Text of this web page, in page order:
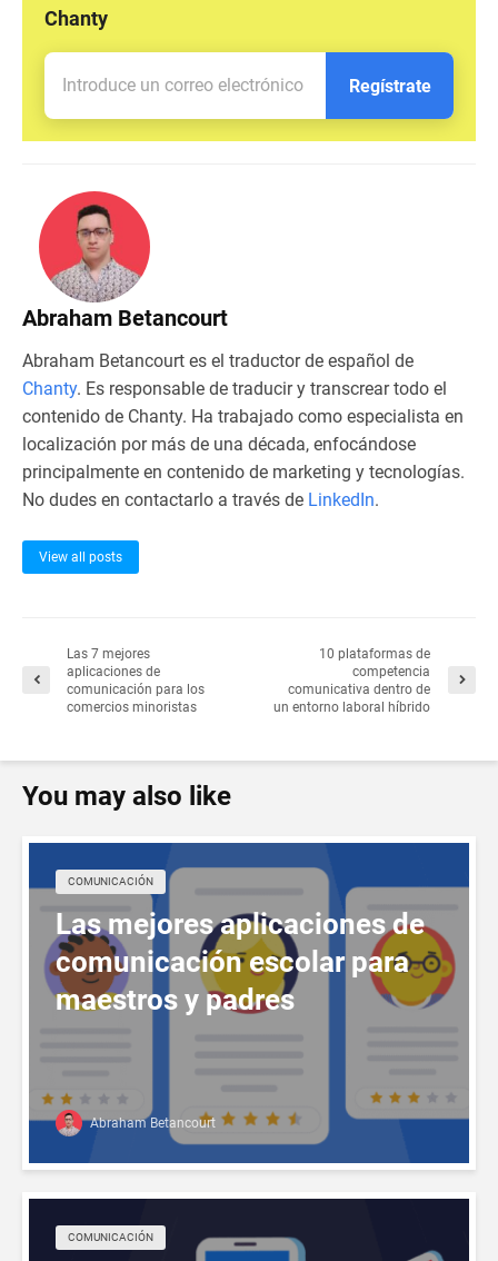
Chanty
Regístrate
Abraham Betancourt
Abraham Betancourt es el traductor de español de
Chanty. Es responsable de traducir y transcrear todo el
contenido de Chanty. Ha trabajado como especialista en
localización por más de una década, enfocándose
principalmente en contenido de marketing y tecnologías.
No dudes en contactarlo a través de LinkedIn.
View all posts
Las 7 mejores
aplicaciones de
comunicación para los
comercios minoristas
10 plataformas de
competencia
comunicativa dentro de
un entorno laboral híbrido
You may also like
COMUNICACIÓN
Las mejores aplicaciones de
comunicación escolar para
maestros y padres
Abraham Betancourt
COMUNICACIÓN